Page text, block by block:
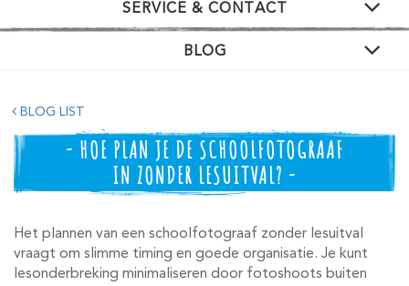
SERVICE & CONTACT
BLOG
BLOG LIST
- HOE PLAN JE DE SCHOOLFOTOGRAAF
IN ZONDER LESUITVAL? -
Het plannen van een schoolfotograaf zonder lesuitval
vraagt om slimme timing en goede organisatie. Je kunt
lesonderbreking minimaliseren door fotoshoots buiten